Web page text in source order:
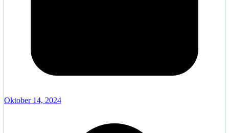
Oktober 14, 2024